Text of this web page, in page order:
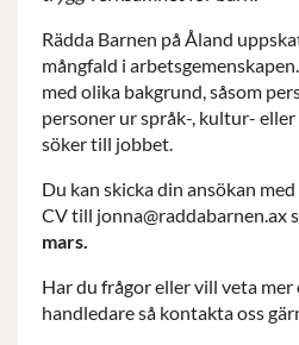
Rädda Barnen på Åland
mångfald i
med olika bakgrund, såsom
personer ur språk-, kultur-
söker till jobbet.
Du kan skicka din ansökan
CV till jonna@raddabarnen.ax
mars.
Har du frågor eller vill veta
handledare så kontakta oss